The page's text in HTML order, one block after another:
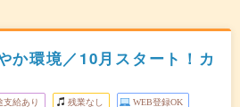
か環境／10月スタート！カ
支給あり 残業なし WEB登録OK